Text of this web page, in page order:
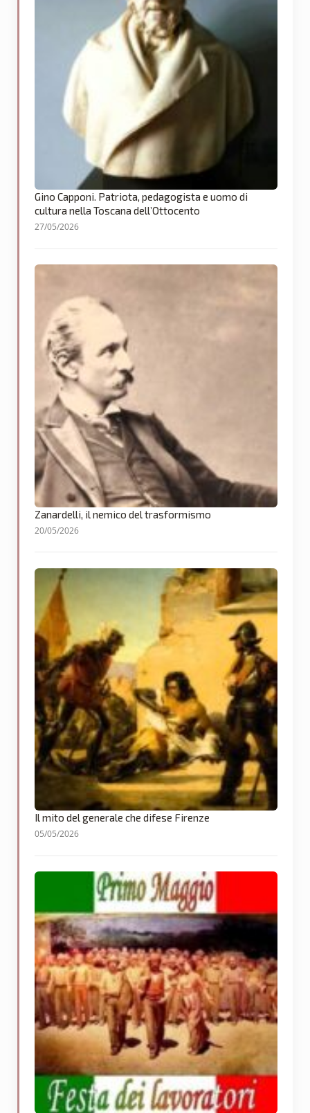
Gino Capponi. Patriota, pedagogista e uomo di
cultura nella Toscana dell’Ottocento
27/05/2026
Zanardelli, il nemico del trasformismo
20/05/2026
Il mito del generale che difese Firenze
05/05/2026